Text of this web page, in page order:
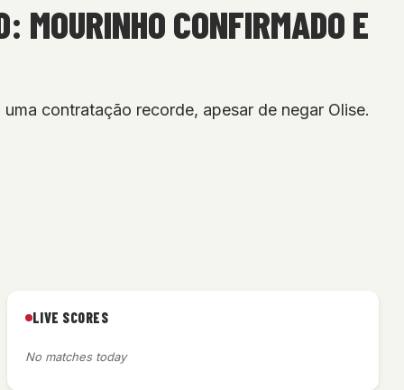
MOURINHO CONFIRMADO E
contratação recorde, apesar de negar Olise.
LIVE SCORES
No matches today